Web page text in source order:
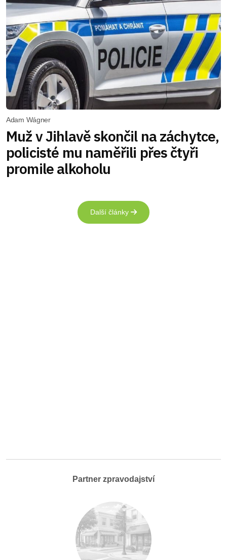
Adam Wágner
Muž v Jihlavě skončil na záchytce,
policisté mu naměřili přes čtyři
promile alkoholu
Další články
Partner zpravodajství